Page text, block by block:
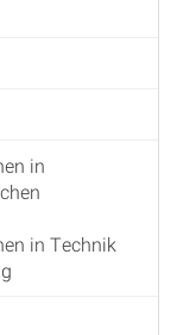
in
in Technik